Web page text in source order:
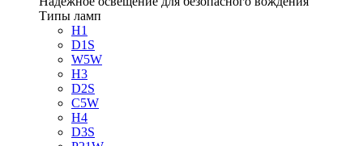
Типы ламп
H1
D1S
W5W
H3
D2S
C5W
H4
D3S